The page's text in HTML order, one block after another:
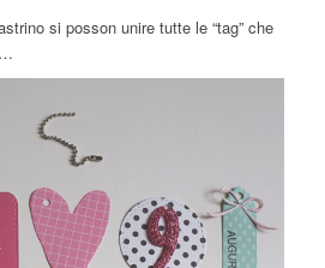
si posson unire tutte le “tag” che